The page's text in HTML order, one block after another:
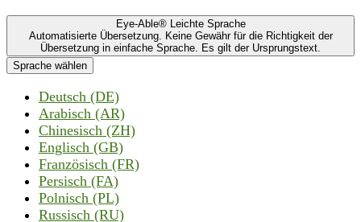
Eye-Able® Leichte Sprache
Automatisierte Übersetzung. Keine Gewähr für die Richtigkeit der
Übersetzung in einfache Sprache. Es gilt der Ursprungstext.
Sprache wählen
Deutsch (DE)
Arabisch (AR)
Chinesisch (ZH)
Englisch (GB)
Französisch (FR)
Persisch (FA)
Polnisch (PL)
Russisch (RU)